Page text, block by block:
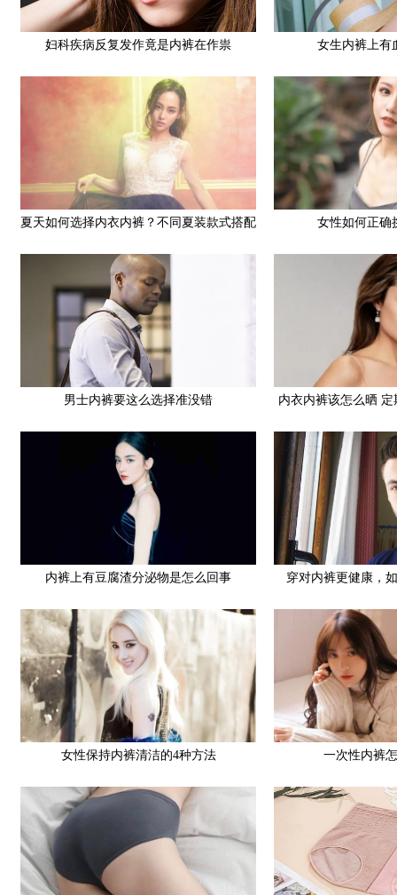
妇科疾病反复发作竟是内裤在作祟 女生内裤上有
夏天如何选择内衣内裤？不同夏装款式搭配
女性如何正确
男士内裤要这么选择准没错
内衣内裤该怎么晒
内裤上有豆腐渣分泌物是怎么回事 穿对内裤更健康，
女性保持内裤清洁的4种方法 一次性内裤